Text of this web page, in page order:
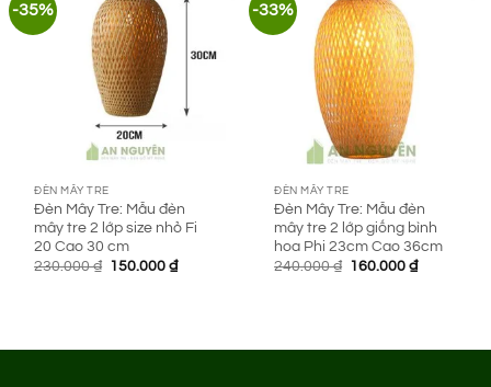
-35%
ĐÈN MÂY TRE
Đèn Mây Tre: Mẫu đèn
mây tre 2 lớp size nhỏ Fi
20 Cao 30 cm
230.000₫ Giá
150.000₫Giá
-33%
ĐÈN MÂY TRE
Đèn Mây Tre: Mẫu đèn
mây tre 2 lớp giống bình
hoa Phi 23cm Cao 36cm
240.000₫ Giá
160.000₫Giá